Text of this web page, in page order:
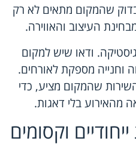
שהמקום מתאים לא רק
העיצוב והאווירה.
ודאו שיש למקום
וחנייה מספקת לאורחים.
שהמקום מציע, כדי
מהאירוע בלי דאגות.
וקסומים